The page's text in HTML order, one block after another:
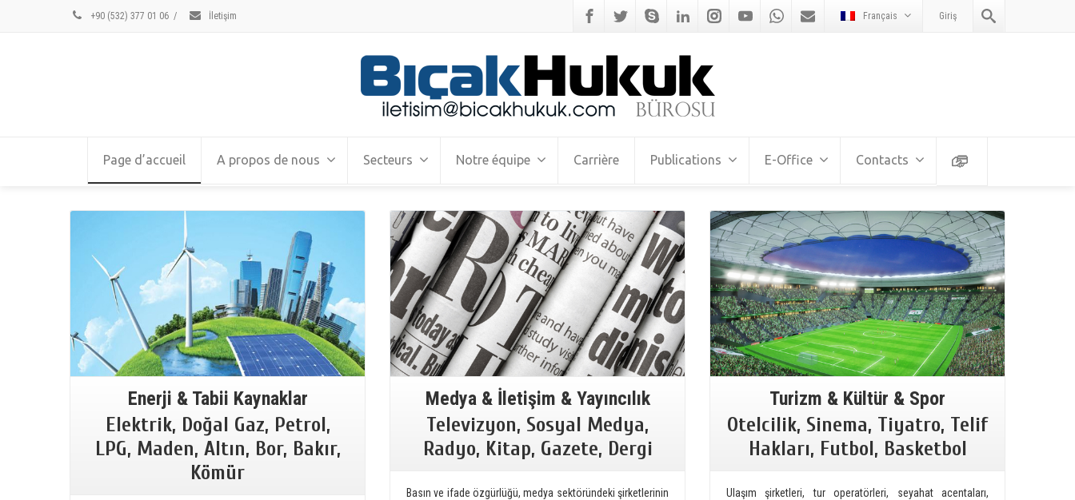
+90 (532) 377 01 06 / İletişim Français Giriş
Page d’accueil A propos de nous Secteurs Notre équipe Carrière Publications E-Office Contacts
Enerji & Tabii Kaynaklar
Elektrik, Doğal Gaz, Petrol,
LPG, Maden, Altın, Bor, Bakır,
Kömür
Medya & İletişim & Yayıncılık
Televizyon, Sosyal Medya,
Radyo, Kitap, Gazete, Dergi
Basın ve ifade özgürlüğü, medya sektöründeki şirketlerinin
Turizm & Kültür & Spor
Otelcilik, Sinema, Tiyatro, Telif
Hakları, Futbol, Basketbol
Ulaşım şirketleri, tur operatörleri, seyahat acentaları,